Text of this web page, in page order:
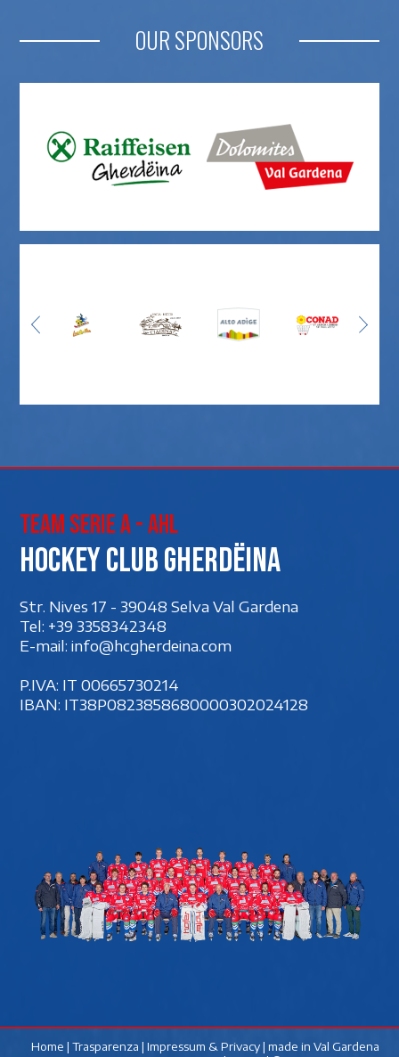
OUR SPONSORS
Team Serie A - AHL
Hockey club Gherdëina
Str. Nives 17 - 39048 Selva Val Gardena
Tel: +39 3358342348
E-mail: info@hcgherdeina.com
P.IVA: IT 00‍665730214
IBAN: IT38P0823858680000302024128
Home | Trasparenza | Impressum & Privacy| made in Val Gardena